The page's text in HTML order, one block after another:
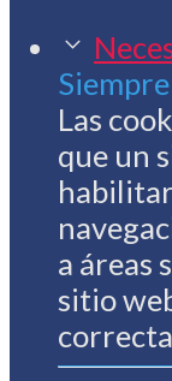
Las
que un
a áreas
sitio